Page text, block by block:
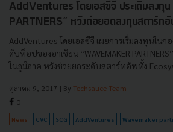
AddVentures โดยเอสซีจี ประเดิมลงทุ
PARTNERS” หวังต่อยอดลงทุนสตาร์ท
AddVentures โดยเอสซีจี เผยการเริ่มลงทุนใน
ดับท็อปของอาเซียน “WAVEMAKER
ในภูมิภาค หวังช่วยยกระดับสตาร์ทอัพทั้ง
ตุลาคม 9, 2017 | By Techsauce Team
0
News CVC SCG AddVentures Wavemaker